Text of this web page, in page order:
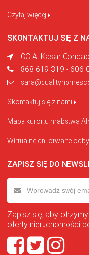
Czytaj więcej
SKONTAKTUJ SIĘ Z
CC Al Kasar
868 619 319 - 606
Skontaktuj się z nami
Mapa kurortu hrabstwa
Wirtualne dni otwarte
ZAPISZ SIĘ DO
Zapisz się, aby
oferty nieruchomości